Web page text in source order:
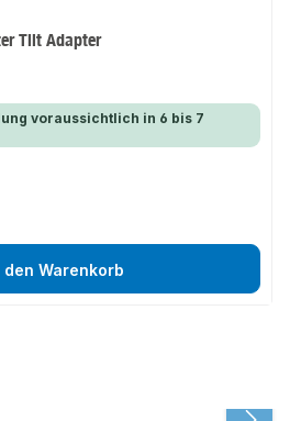
Tilt Adapter
voraussichtlich in 6 bis 7
den Warenkorb